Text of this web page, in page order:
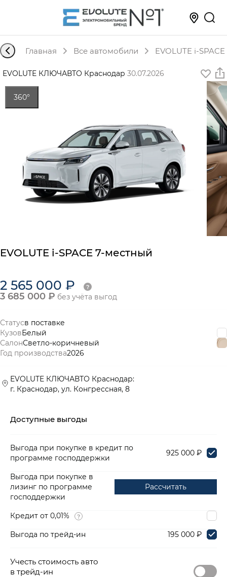
Главная Все автомобили EVOLUTE i-
EVOLUTE КЛЮЧАВТО Краснодар·30.07.2026
360°
EVOLUTE i-SPACE7-местный
2 565 000 ₽
3 685 000 ₽ без учёта выгод
Статусв поставке
КузовБелый
СалонСветло-коричневый
Год производства2026
EVOLUTE КЛЮЧАВТО Краснодар:
г. Краснодар, ул. Конгрессная, 8
Доступные выгоды
Выгода при покупке в кредит по
программе господдержки
925 000 ₽
Выгода при покупке в
лизинг по программе
господдержки
Рассчитать
Кредит от 0,01%
Выгода по трейд-ин
195 000 ₽
Учесть стоимость авто
в трейд-ин